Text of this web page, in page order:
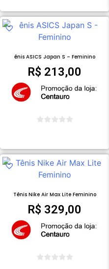
ênis ASICS Japan S – Feminino
R$ 213,00
Tênis Nike Air Max Lite Feminino
R$ 329,00